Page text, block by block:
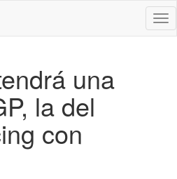
una
la del
con